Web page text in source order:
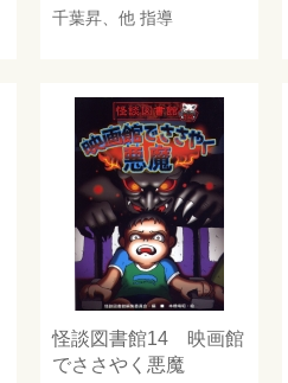
千葉昇 、他 指導
怪談図書館14 映画館
でささやく悪魔